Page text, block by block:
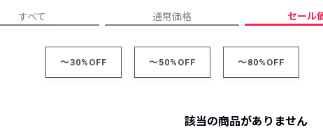
人気記事ランキング
ウィークリーコーデ
プライバシ
すべて 通常価格 セール
～30%OFF ～50%OFF ～80%OFF
該当の商品がありません